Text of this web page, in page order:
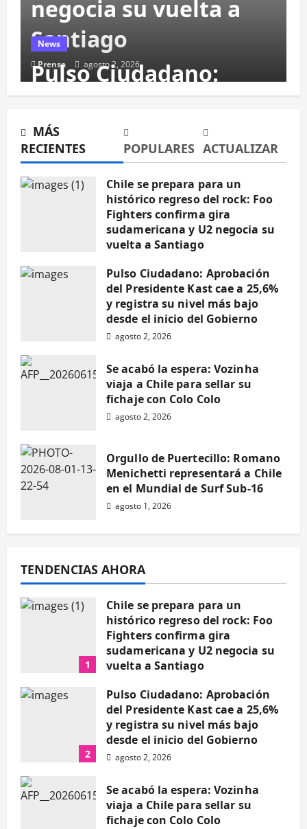
MÁS
RECIENTES
POPULARES ACTUALIZAR
Chile se prepara para un
histórico regreso del rock: Foo
Fighters confirma gira
sudamericana y U2 negocia su
vuelta a Santiago
Pulso Ciudadano: Aprobación
del Presidente Kast cae a 25,6%
y registra su nivel más bajo
desde el inicio del Gobierno
agosto 2, 2026
Se acabó la espera: Vozinha
viaja a Chile para sellar su
fichaje con Colo Colo
agosto 2, 2026
Orgullo de Puertecillo: Romano
Menichetti representará a Chile
en el Mundial de Surf Sub-16
agosto 1, 2026
negocia su vuelta a
Santiago
Prensa agosto 2, 2026
News
Pulso Ciudadano:
Aprobación del
Presidente Kast cae a
25,6% y registra su
nivel más bajo desde
el inicio del Gobierno
agosto 2, 2026
Se acabó la espera:
Vozinha viaja a Chile
para sellar su fichaje
con Colo Colo
Orgullo de
Puertecillo: Romano
Menichetti
representará a Chile
en el Mundial de Surf
Sub-16
agosto 1, 2026
News
Comuna de Navidad
obtiene más de $581
millones para
fortalecer
infraestructura
deportiva con
proyectos FRIL
julio 30, 2026
TENDENCIAS AHORA
1
Chile se prepara para un
histórico regreso del rock: Foo
Fighters confirma gira
sudamericana y U2 negocia su
vuelta a Santiago
2
Pulso Ciudadano: Aprobación
del Presidente Kast cae a 25,6%
y registra su nivel más bajo
desde el inicio del Gobierno
agosto 2, 2026
Se acabó la espera: Vozinha
viaja a Chile para sellar su
fichaje con Colo Colo